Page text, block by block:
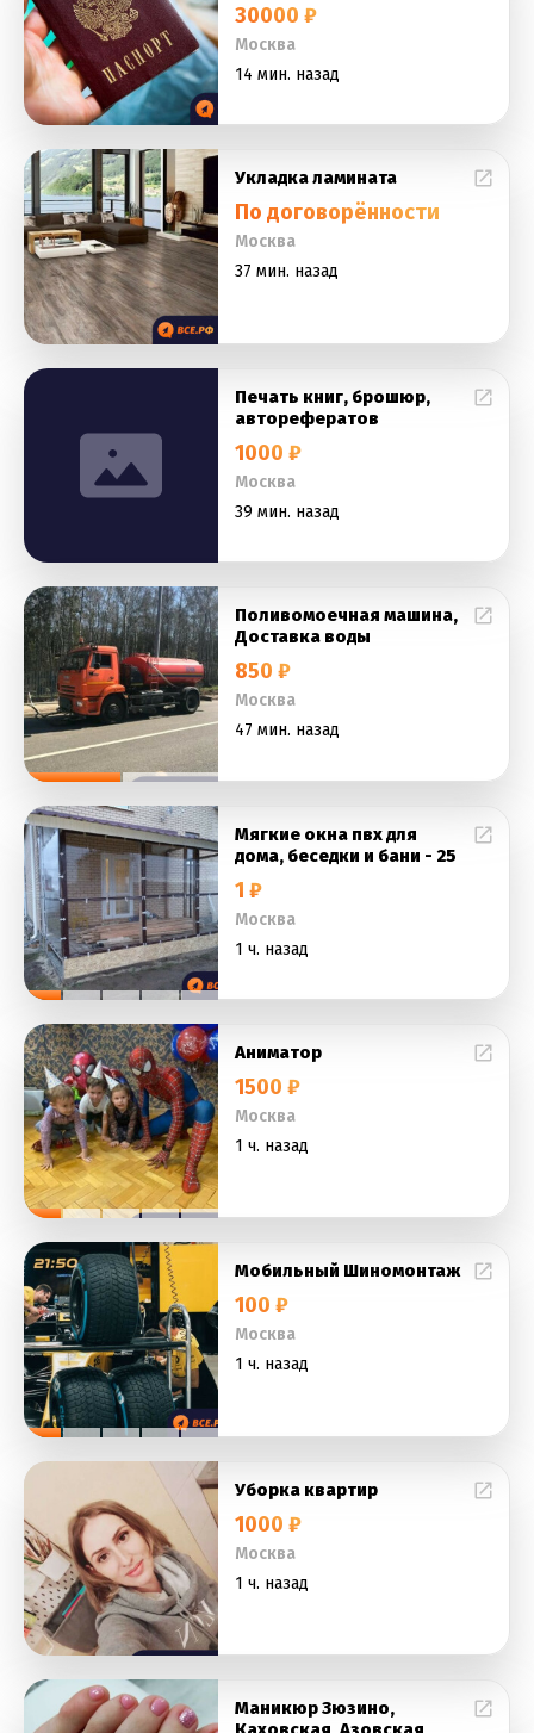
30000 ₽
Москва
14 мин. назад
Укладка ламината
По договорённости
Москва
37 мин. назад
Печать книг, брошюр,
авторефератов
1000 ₽
Москва
39 мин. назад
Поливомоечная машина,
Доставка воды
850 ₽
Москва
47 мин. назад
Мягкие окна пвх для
дома, беседки и бани - 25
1 ₽
Москва
1 ч. назад
Аниматор
1500 ₽
Москва
1 ч. назад
Мобильный Шиномонтаж
100 ₽
Москва
1 ч. назад
Уборка квартир
1000 ₽
Москва
1 ч. назад
Маникюр Зюзино,